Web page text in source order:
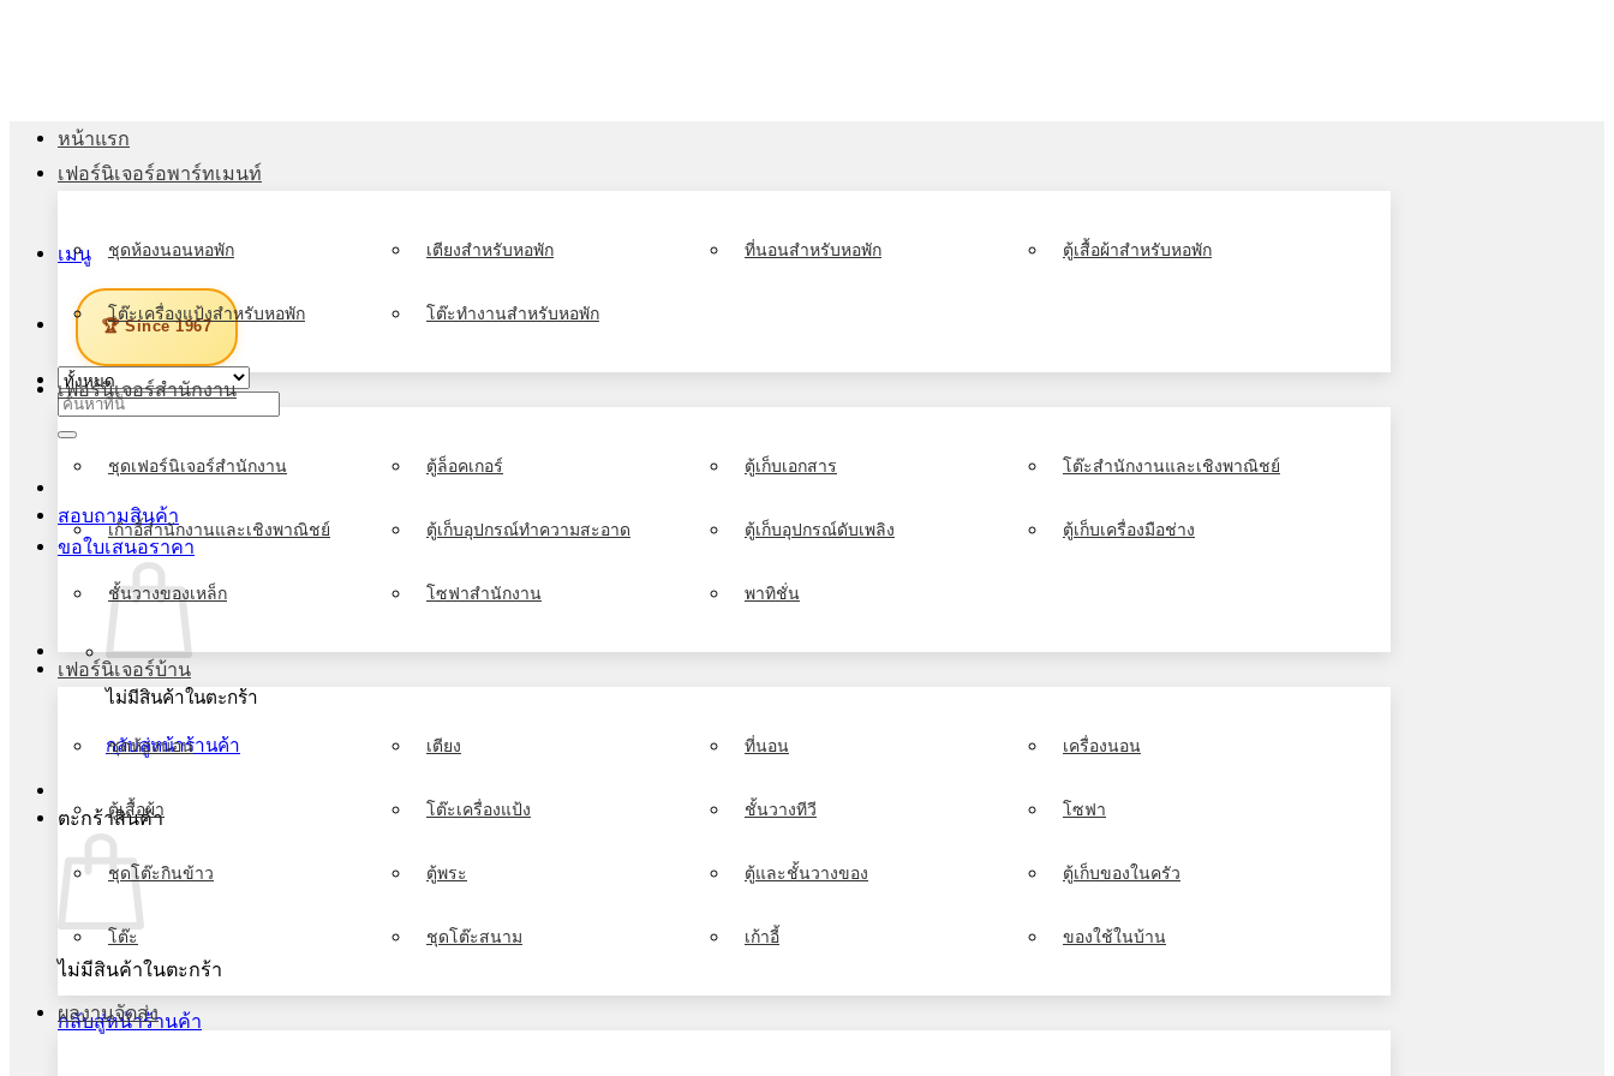
เมนู
🏆 Since 1967
ค้นหา:
สอบถามสินค้า
ขอใบเสนอราคา
ไม่มีสินค้าในตะกร้า
กลับสู่หน้าร้านค้า
ตะกร้าสินค้า
ไม่มีสินค้าในตะกร้า
กลับสู่หน้าร้านค้า
หน้าแรก
เฟอร์นิเจอร์อพาร์ทเมนท์
ชุดห้องนอนหอพัก เตียงสำหรับหอพัก ที่นอนสำหรับหอพัก ตู้เสื้อผ้าสำหรับหอพัก
โต๊ะเครื่องแป้งสำหรับหอพัก โต๊ะทำงานสำหรับหอพัก
เฟอร์นิเจอร์สำนักงาน
ชุดเฟอร์นิเจอร์สำนักงาน ตู้ล็อคเกอร์ ตู้เก็บเอกสาร โต๊ะสำนักงานและเชิงพาณิชย์
เก้าอี้สำนักงานและเชิงพาณิชย์ ตู้เก็บอุปกรณ์ทำความสะอาด ตู้เก็บอุปกรณ์ดับเพลิง ตู้เก็บเครื่องมือช่าง
ชั้นวางของเหล็ก โซฟาสำนักงาน พาทิชั่น
เฟอร์นิเจอร์บ้าน
ชุดห้องนอน เตียง ที่นอน เครื่องนอน
ตู้เสื้อผ้า โต๊ะเครื่องแป้ง ชั้นวางทีวี โซฟา
ชุดโต๊ะกินข้าว ตู้พระ ตู้และชั้นวางของ ตู้เก็บของในครัว
โต๊ะ ชุดโต๊ะสนาม เก้าอี้ ของใช้ในบ้าน
ผลงานจัดส่ง